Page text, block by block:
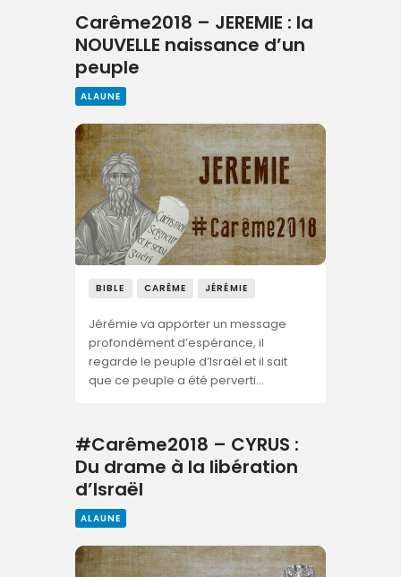
Carême2018 – JEREMIE : la
NOUVELLE naissance d’un
peuple
ALAUNE
BIBLE CARÊME JÉRÉMIE
Jérémie va apporter un message
profondément d’espérance, il
regarde le peuple d’Israël et il sait
que ce peuple a été perverti…
#Carême2018 – CYRUS :
Du drame à la libération
d’Israël
ALAUNE